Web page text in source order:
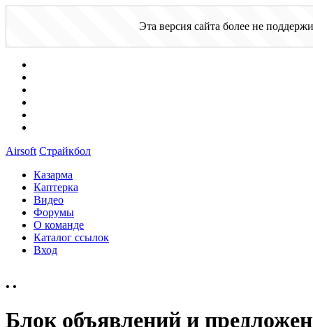
Эта версия сайта более не
Airsoft Страйкбол
Казарма
Каптерка
Видео
Форумы
О команде
Каталог ссылок
Вход
• •
Блок объявлений и